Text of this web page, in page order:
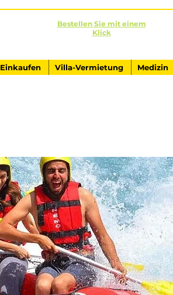
Bestellen Sie mit einem
Klick
Einkaufen Villa-Vermietung Medizin